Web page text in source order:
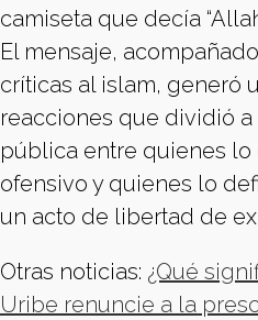
camiseta que decía
El mensaje,
críticas al islam, generó
reacciones que dividió
pública entre quienes lo
ofensivo y quienes lo
un acto de libertad de
Otras noticias: ¿Qué
Uribe renuncie a la